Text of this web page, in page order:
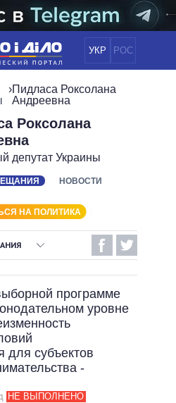
УКР РОС
ПОЛИТИКА
ОБЩЕСТВО
МИР
ПОЛИТИКОВ
›Пидласа Роксолана
Андреевна
Роксолана
депутат Украины
НОВОСТИ
НА ПОЛИТИКА
ОБЕЩАНИЯ
В ПРОЦЕССЕ
ОБЕЩАНИЯ
ОБЕЩАНИЯ
программе
уровне
для субъектов
-
НЕ ВЫПОЛНЕНО